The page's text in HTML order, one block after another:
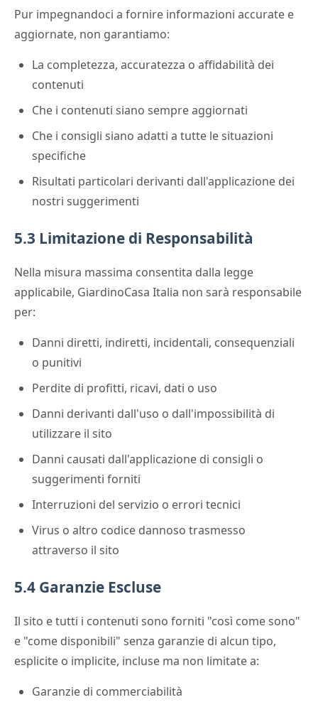
Pur impegnandoci a fornire informazioni accurate e
aggiornate, non garantiamo:
La completezza, accuratezza o affidabilità dei
contenuti
Che i contenuti siano sempre aggiornati
Che i consigli siano adatti a tutte le situazioni
specifiche
Risultati particolari derivanti dall'applicazione dei
nostri suggerimenti
5.3 Limitazione di Responsabilità
Nella misura massima consentita dalla legge
applicabile, GiardinoCasa Italia non sarà responsabile
per:
Danni diretti, indiretti, incidentali, consequenziali
o punitivi
Perdite di profitti, ricavi, dati o uso
Danni derivanti dall'uso o dall'impossibilità di
utilizzare il sito
Danni causati dall'applicazione di consigli o
suggerimenti forniti
Interruzioni del servizio o errori tecnici
Virus o altro codice dannoso trasmesso
attraverso il sito
5.4 Garanzie Escluse
Il sito e tutti i contenuti sono forniti "così come sono"
e "come disponibili" senza garanzie di alcun tipo,
esplicite o implicite, incluse ma non limitate a:
Garanzie di commerciabilità